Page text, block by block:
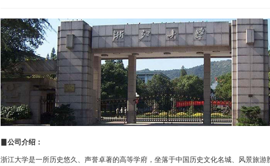
营销管理·九氚汇
项目管理·事井然
采购管理·京桥通
流程自动化·千里聆
即时通讯·易秒办
资产管理·资管家
学习培训考试·青蓝阁
门户引擎
▊公司介绍：
浙江大学是一所历史悠久、声誉卓著的高等学府，坐落于中国历史文化名城、风景旅游